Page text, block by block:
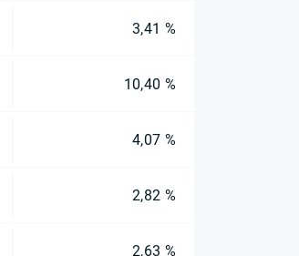
3,41 %
10,40 %
4,07 %
2,82 %
2,63 %